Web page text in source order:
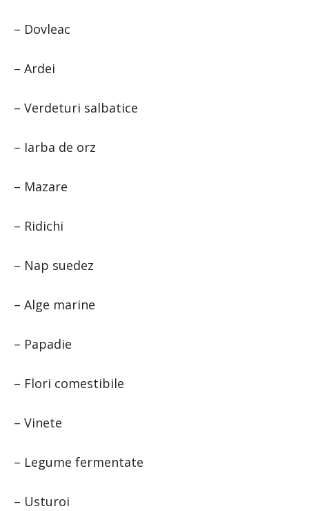
– Dovleac
– Ardei
– Verdeturi salbatice
– Iarba de orz
– Mazare
– Ridichi
– Nap suedez
– Alge marine
– Papadie
– Flori comestibile
– Vinete
– Legume fermentate
– Usturoi